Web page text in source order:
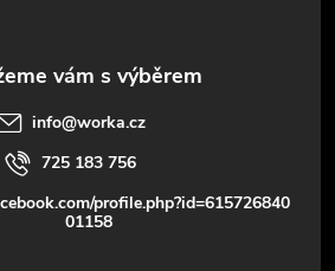
info@worka.cz
725 183 756
profile.php?id=615726840
01158